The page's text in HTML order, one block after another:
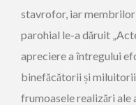
stavrofor, iar
parohial le-a dăruit
apreciere a întregului
binefăcătorii și
frumoasele realizări ale